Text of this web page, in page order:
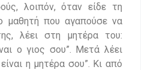
λοιπόν, όταν είδε τη
μαθητή που αγαπούσε να
λέει στη μητέρα του:
ο γιος σου”. Μετά λέει
η μητέρα σου”. Κι από